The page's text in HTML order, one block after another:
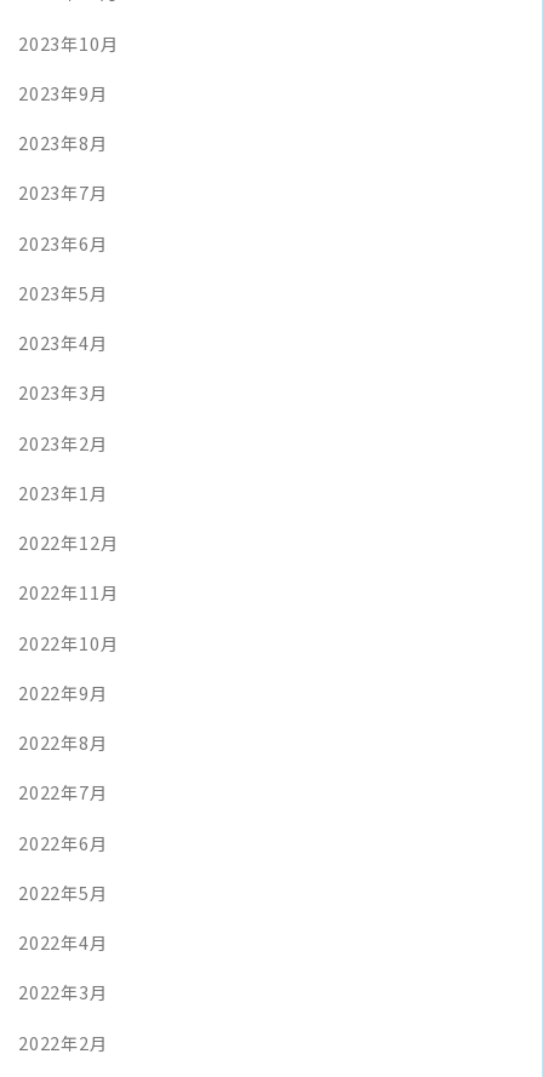
2023年10月
2023年9月
2023年8月
2023年7月
2023年6月
2023年5月
2023年4月
2023年3月
2023年2月
2023年1月
2022年12月
2022年11月
2022年10月
2022年9月
2022年8月
2022年7月
2022年6月
2022年5月
2022年4月
2022年3月
2022年2月